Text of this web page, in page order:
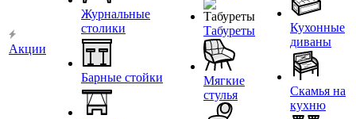
Акции
Журнальные
столики
Барные стойки
Табуреты
Мягкие
стулья
Кухонные
диваны
Скамья на
кухню